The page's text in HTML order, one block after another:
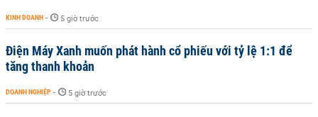
KINH DOANH - 5 giờ trước
Điện Máy Xanh muốn phát hành cổ phiếu với tỷ lệ 1:1 để
tăng thanh khoản
DOANH NGHIỆP - 5 giờ trước